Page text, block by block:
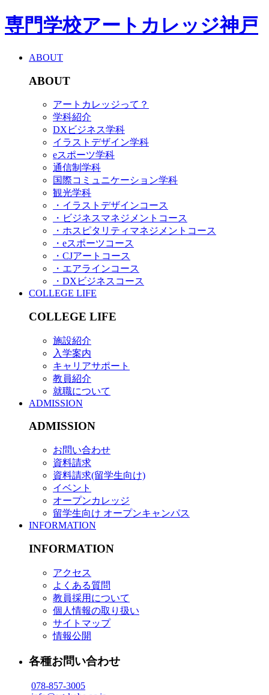
専門学校アートカレッジ神戸
ABOUT
ABOUT
アートカレッジって？
学科紹介
DXビジネス学科
イラストデザイン学科
eスポーツ学科
通信制学科
国際コミュニケーション学科
観光学科
・イラストデザインコース
・ビジネスマネジメントコース
・ホスピタリティマネジメントコース
・eスポーツコース
・CJアートコース
・エアラインコース
・DXビジネスコース
COLLEGE LIFE
COLLEGE LIFE
施設紹介
入学案内
キャリアサポート
教員紹介
就職について
ADMISSION
ADMISSION
お問い合わせ
資料請求
資料請求(留学生向け)
イベント
オープンカレッジ
留学生向け オープンキャンパス
INFORMATION
INFORMATION
アクセス
よくある質問
教員採用について
個人情報の取り扱い
サイトマップ
情報公開
各種お問い合わせ
078-857-3005